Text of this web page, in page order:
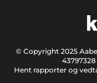
© Copyright 2025
Hent rapporter og